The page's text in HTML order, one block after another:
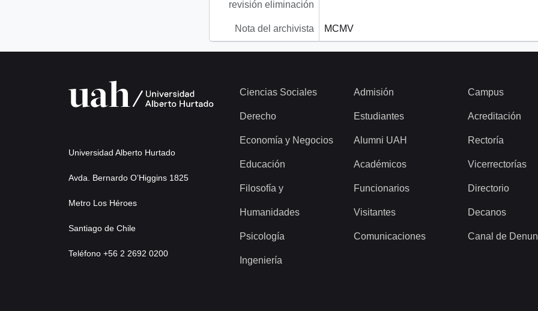
revisión eliminación
Nota del archivista MCMV
Universidad Alberto Hurtado
Avda. Bernardo O’Higgins 1825
Metro Los Héroes
Santiago de Chile
Teléfono +56 2 2692 0200
Ciencias Sociales
Derecho
Economía y Negocios
Educación
Filosofía y
Humanidades
Psicología
Ingeniería
Admisión
Estudiantes
Alumni UAH
Académicos
Funcionarios
Visitantes
Comunicaciones
Campus
Acreditación
Rectoría
Vicerrectorías
Directorio
Decanos
Canal de